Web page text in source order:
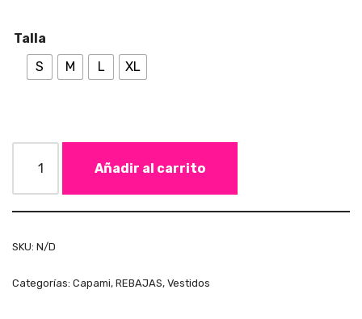
Talla
S
M L XL
Añadir al carrito
SKU: N/D
Categorías: Capami, REBAJAS, Vestidos